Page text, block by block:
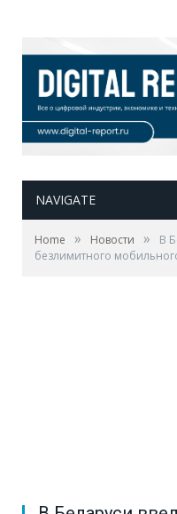
NAVIGATE
Home » Новости »
В
безлимитного